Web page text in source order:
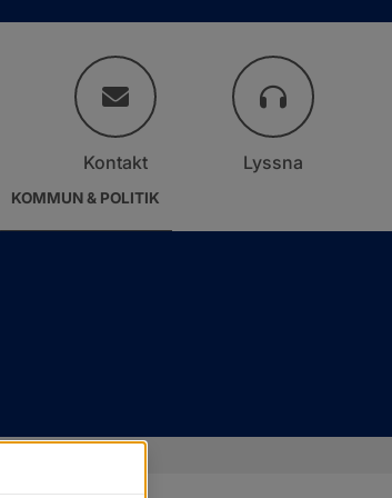
KOMMUN & POLITIK
Kontakt Lyssna